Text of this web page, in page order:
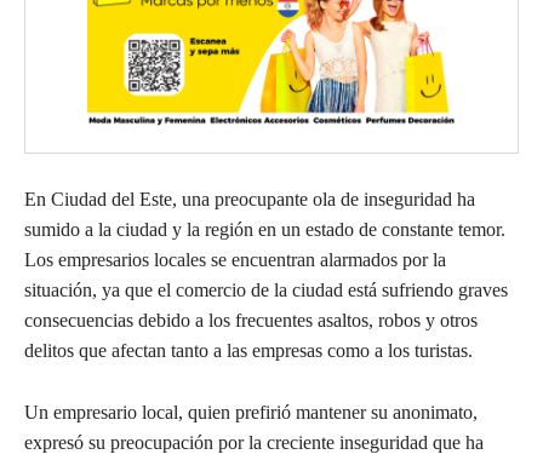
En Ciudad del Este, una preocupante ola de inseguridad ha
sumido a la ciudad y la región en un estado de constante temor.
Los empresarios locales se encuentran alarmados por la
situación, ya que el comercio de la ciudad está sufriendo graves
consecuencias debido a los frecuentes asaltos, robos y otros
delitos que afectan tanto a las empresas como a los turistas.
Un empresario local, quien prefirió mantener su anonimato,
expresó su preocupación por la creciente inseguridad que ha